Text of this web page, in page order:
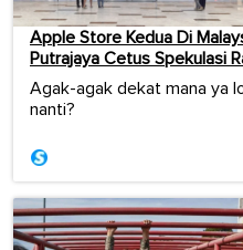
Apple Store Kedua Di
Putrajaya Cetus Spekulasi
Agak-agak dekat mana ya
nanti?